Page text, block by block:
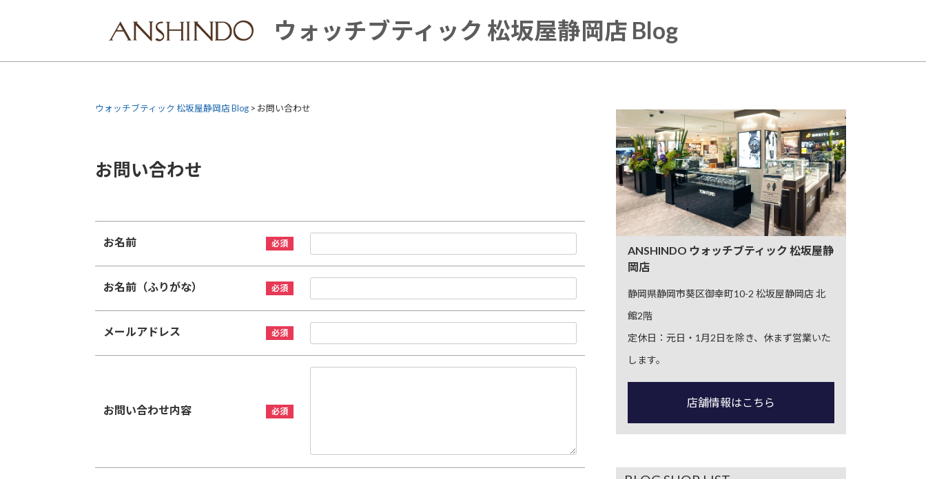
ウォッチブティック 松坂屋静岡店 Blog
ウォッチブティック 松坂屋静岡店 Blog > お問い合わせ
お問い合わせ
お名前
お名前（ふりがな）
メールアドレス
お問い合わせ内容
ANSHINDO ウォッチブティック 松坂屋静
岡店
静岡県静岡市葵区御幸町10-2 松坂屋静岡店 北
館2階
定休日：元日・1月2日を除き、休まず営業いた
します。
店舗情報はこちら